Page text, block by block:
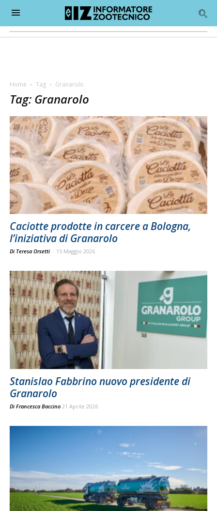
Home Tag Granarolo
Tag: Granarolo
Caciotte prodotte in carcere a Bologna,
l’iniziativa di Granarolo
Di Teresa Orsetti - 15 Maggio 2026
Stanislao Fabbrino nuovo presidente di
Granarolo
Di Francesca Baccino 21 Aprile 2026